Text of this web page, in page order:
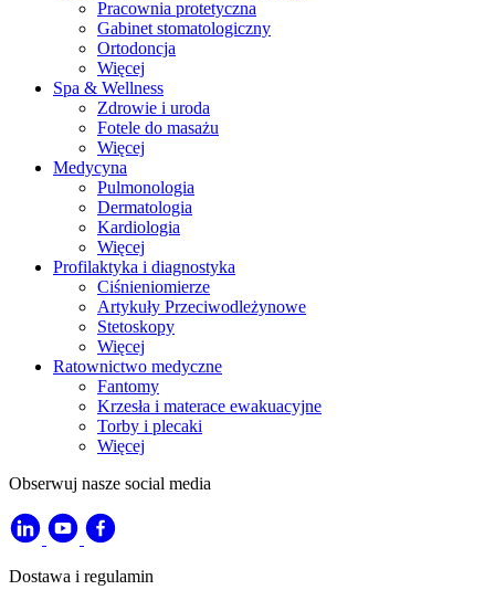
Pracownia protetyczna
Gabinet stomatologiczny
Ortodoncja
Więcej
Spa & Wellness
Zdrowie i uroda
Fotele do masażu
Więcej
Medycyna
Pulmonologia
Dermatologia
Kardiologia
Więcej
Profilaktyka i diagnostyka
Ciśnieniomierze
Artykuły Przeciwodleżynowe
Stetoskopy
Więcej
Ratownictwo medyczne
Fantomy
Krzesła i materace ewakuacyjne
Torby i plecaki
Więcej
Obserwuj nasze social media
Dostawa i regulamin